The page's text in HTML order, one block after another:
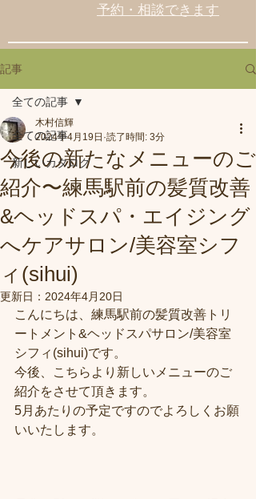
予約・相談できます
記事
全ての記事
新しいカタログ
全ての記事
今後の新たなメニューのご
紹介〜練馬駅前の髪質改善
&ヘッドスパ・エイジング
へケアサロン/美容室シフ
ィ(sihui)
木村信輝
2024年4月19日 読了時間: 3分
更新日： 2024年4月20日
こんにちは、練馬駅前の髪質改善トリ
ートメント&ヘッドスパサロン/美容室
シフィ(sihui)です。
今後、こちらより新しいメニューのご
紹介をさせて頂きます。
5月あたりの予定ですのでよろしくお願
いいたします。